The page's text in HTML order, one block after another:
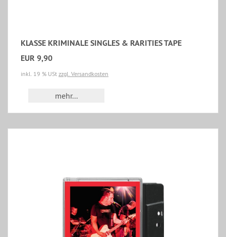
KLASSE KRIMINALE SINGLES & RARITIES TAPE
EUR 9,90
inkl. 19 % USt zzgl. Versandkosten
mehr...